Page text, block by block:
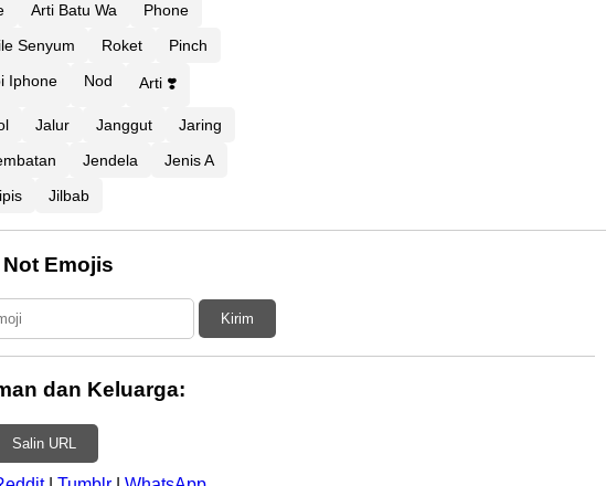
Arti Batu Wa
Phone
Senyum Roket
Pinch
Iphone Nod Arti ❣️
Jalur Janggut
Jaring
Jendela
Jenis A
Jilbab
Emojis
Kirim
dan Keluarga:
Salin URL